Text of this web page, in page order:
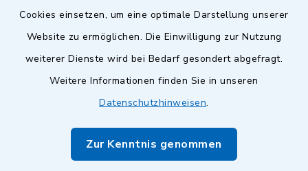
Cookies einsetzen, um eine optimale Darstellung unserer
Website zu ermöglichen. Die Einwilligung zur Nutzung
weiterer Dienste wird bei Bedarf gesondert abgefragt.
Weitere Informationen finden Sie in unseren
Datenschutzhinweisen.
Zur Kenntnis genommen
Barrierefreiheit